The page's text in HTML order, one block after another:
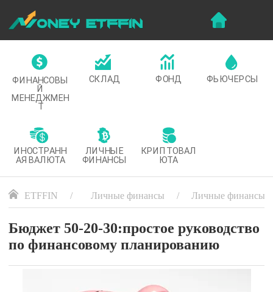
ФИНАНСОВЫ
Й
МЕНЕДЖМЕН
Т
СКЛАД ФОНД ФЬЮЧЕРСЫ
ИНОСТРАНН
АЯ ВАЛЮТА
ЛИЧНЫЕ
ФИНАНСЫ
КРИПТОВАЛ
ЮТА
ETFFIN Личные финансы Личные финансы
Бюджет 50-20-30:простое руководство
по финансовому планированию